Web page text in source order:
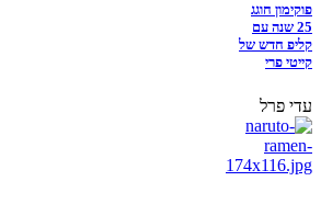
פוקימון חוגג
25 שנה עם
קליפ חדש של
קייטי פרי
עדי פרל